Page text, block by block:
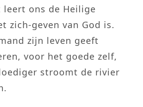
leert ons de Heilige
zich-geven van God is.
zijn leven geeft
voor het goede zelf,
stroomt de rivier